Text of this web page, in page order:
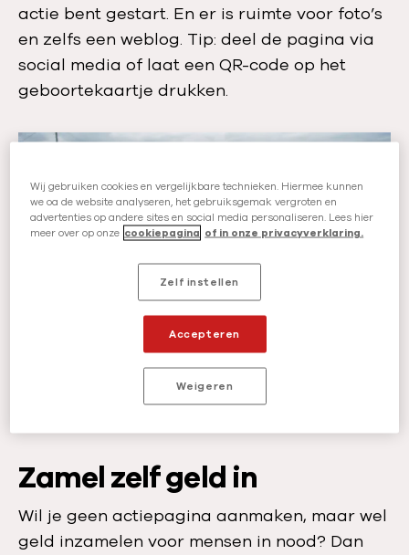
actie bent gestart. En er is ruimte voor foto’s
en zelfs een weblog. Tip: deel de pagina via
social media of laat een QR-code op het
geboortekaartje drukken.
Maak je actiepagina aan
Zamel zelf geld in
Wil je geen actiepagina aanmaken, maar wel
geld inzamelen voor mensen in nood? Dan
Wij gebruiken cookies en vergelijkbare technieken. Hiermee kunnen
we oa de website analyseren, het gebruiksgemak vergroten en
advertenties op andere sites en social media personaliseren. Lees hier
meer over op onze cookiepagina of in onze privacyverklaring.
Zelf instellen
Weigeren
Accepteren